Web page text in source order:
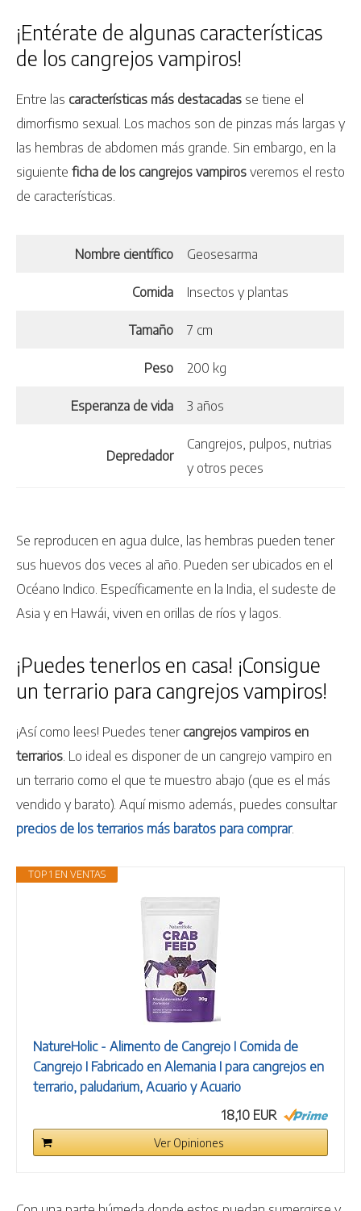
¡Entérate de algunas características
de los cangrejos vampiros!
Entre las características más destacadas se tiene el
dimorfismo sexual. Los machos son de pinzas más largas y
las hembras de abdomen más grande. Sin embargo, en la
siguiente ficha de los cangrejos vampirosveremos el resto
de características.
Nombre científico Geosesarma
Comida Insectos y plantas
Tamaño 7 cm
Peso 200 kg
Esperanza de vida 3 años
Depredador
Cangrejos, pulpos, nutrias
y otros peces
Se reproducen en agua dulce, las hembras pueden tener
sus huevos dos veces al año. Pueden ser ubicados en el
Océano Indico. Específicamente en la India, el sudeste de
Asia y en Hawái, viven en orillas de ríos y lagos.
¡Puedes tenerlos en casa! ¡Consigue
un terrario para cangrejos vampiros!
¡Así como lees! Puedes tenercangrejos vampiros en
terrarios . Lo ideal es disponer de un cangrejo vampiro en
un terrario como el que te muestro abajo (que es el más
vendido y barato). Aquí mismo además, puedes consultar
precios de los terrarios más baratos para comprar.
TOP 1 EN VENTAS
NatureHolic - Alimento de Cangrejo I Comida de
Cangrejo I Fabricado en Alemania I para cangrejos en
terrario, paludarium, Acuario y Acuario
18,10 EUR
Ver Opiniones